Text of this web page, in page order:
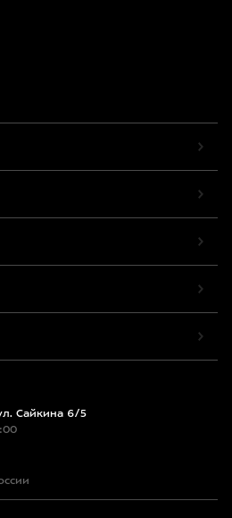
Сайкина 6/5